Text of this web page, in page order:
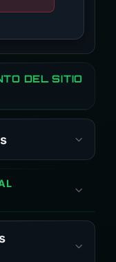
DEL SITIO